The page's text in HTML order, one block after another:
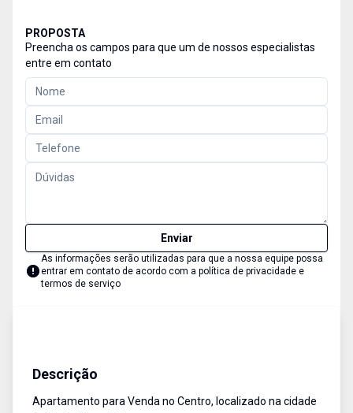
PROPOSTA
Preencha os campos para que um de nossos especialistas
entre em contato
Enviar
As informações serão utilizadas para que a nossa equipe possa
entrar em contato de acordo com a política de privacidade e
termos de serviço
Descrição
Apartamento para Venda no Centro, localizado na cidade